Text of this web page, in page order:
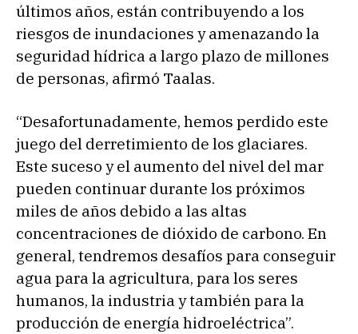
últimos años, están contribuyendo a los
riesgos de inundaciones y amenazando la
seguridad hídrica a largo plazo de millones
de personas, afirmó Taalas.
“Desafortunadamente, hemos perdido este
juego del derretimiento de los glaciares.
Este suceso y el aumento del nivel del mar
pueden continuar durante los próximos
miles de años debido a las altas
concentraciones de dióxido de carbono. En
general, tendremos desafíos para conseguir
agua para la agricultura, para los seres
humanos, la industria y también para la
producción de energía hidroeléctrica”.